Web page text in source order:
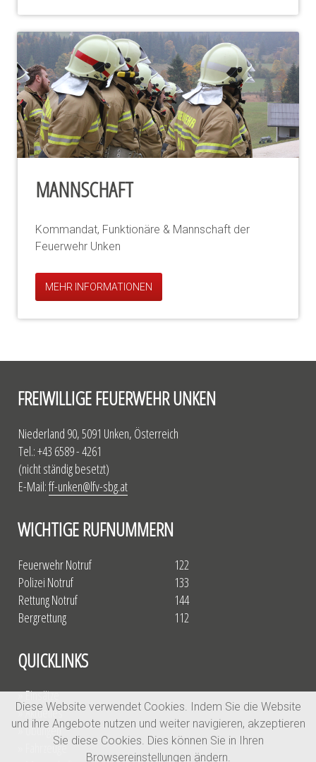
MANNSCHAFT
Kommandat, Funktionäre & Mannschaft der
Feuerwehr Unken
MEHR INFORMATIONEN
FREIWILLIGE FEUERWEHR UNKEN
Niederland 90, 5091 Unken, Österreich
Tel.: +43 6589 - 4261
(nicht ständig besetzt)
E-Mail:ff-unken@lfv-sbg.at
WICHTIGE RUFNUMMERN
Feuerwehr Notruf
Polizei Notruf
Rettung Notruf
Bergrettung
122
133
144
112
QUICKLINKS
» Einsätze
» Aktuelles
» Übungen
» Fahrzeuge
Diese Website verwendet Cookies. Indem Sie die Website
und ihre Angebote nutzen und weiter navigieren, akzeptieren
Sie diese Cookies. Dies können Sie in Ihren
Browsereinstellungen ändern.